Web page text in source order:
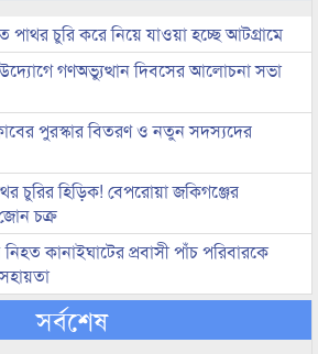
চুরি করে নিয়ে যাওয়া হচ্ছে আটগ্রামে
উদ্যোগে গণঅভ্যুত্থান দিবসের আলোচনা সভা
পুরস্কার বিতরণ ও নতুন সদস্যদের
চুরির হিড়িক! বেপরোয়া জকিগঞ্জের
চক্র
কানাইঘাটের প্রবাসী পাঁচ পরিবারকে
সর্বশেষ